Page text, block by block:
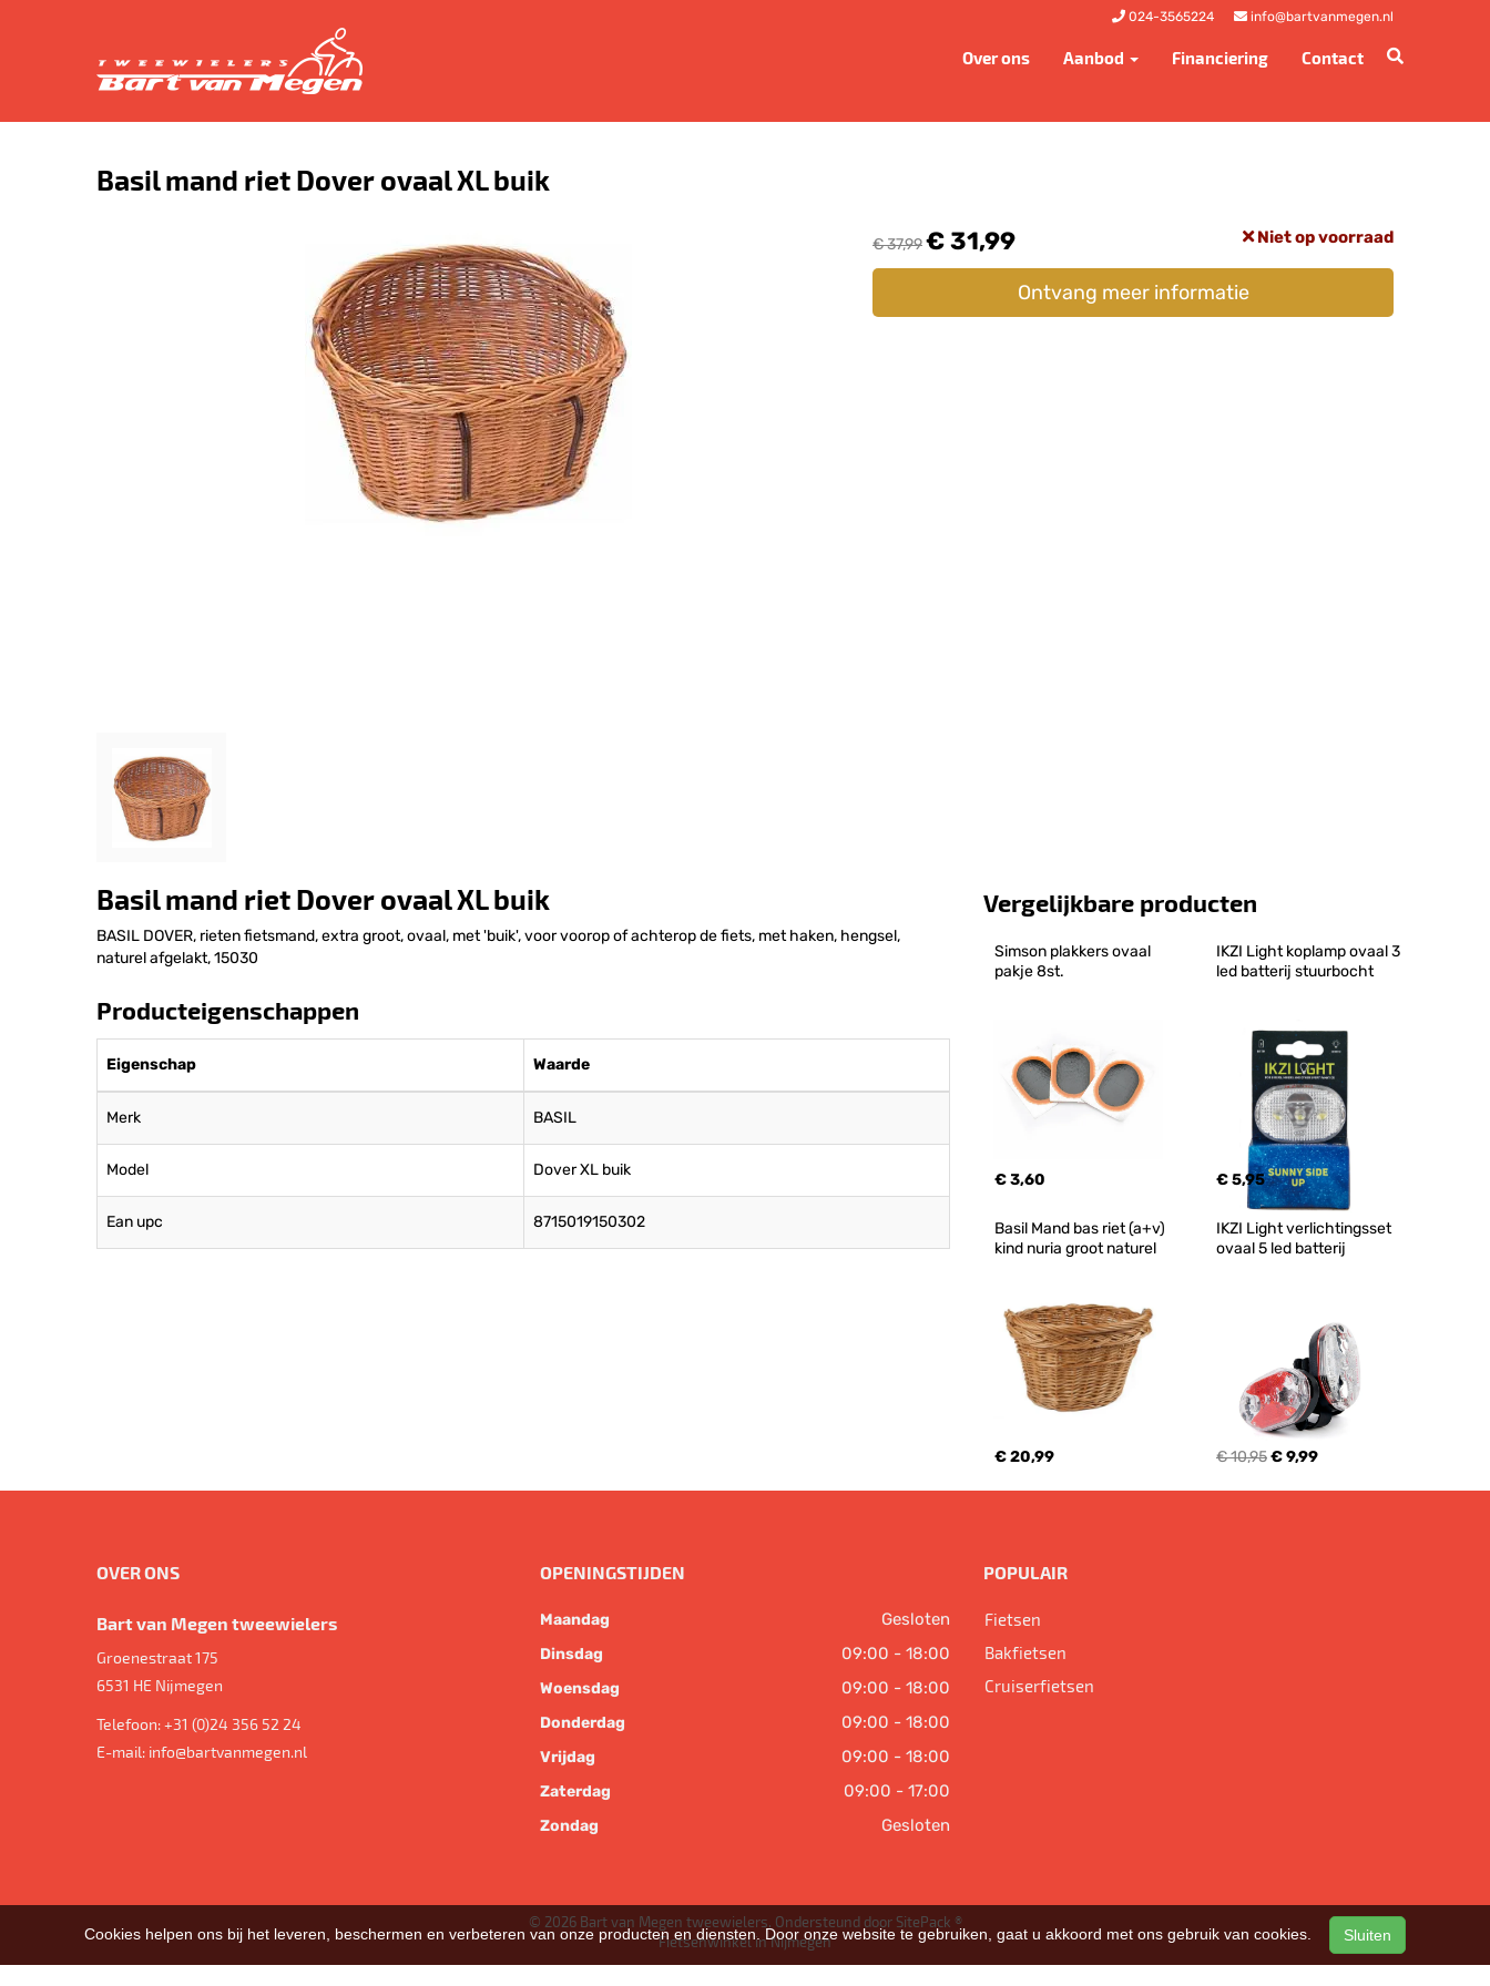
024-3565224 info@bartvanmegen.nl
Over ons Aanbod Financiering Contact
Basil mand riet Dover ovaal XL buik
€ 37,99€ 31,99 Niet op voorraad
Ontvang meer informatie
Basil mand riet Dover ovaal XL buik
BASIL DOVER, rieten fietsmand, extra groot, ovaal, met 'buik', voor voorop of achterop de fiets, met haken, hengsel,
naturel afgelakt, 15030
Producteigenschappen
Eigenschap Waarde
Merk BASIL
Model Dover XL buik
Ean upc 8715019150302
Vergelijkbare producten
Simson plakkers ovaal
pakje 8st.
€ 3,60
IKZI Light koplamp ovaal 3
led batterij stuurbocht
€ 5,95
Basil Mand bas riet (a+v)
kind nuria groot naturel
€ 20,99
IKZI Light verlichtingsset
ovaal 5 led batterij
€ 10,95€ 9,99
OVER ONS
Bart van Megen tweewielers
Groenestraat 175
6531 HE Nijmegen
Telefoon:+31 (0)24 356 52 24
E-mail: info@bartvanmegen.nl
OPENINGSTIJDEN
Maandag Gesloten
Dinsdag 09:00 - 18:00
Woensdag 09:00 - 18:00
Donderdag 09:00 - 18:00
Vrijdag 09:00 - 18:00
Zaterdag 09:00 - 17:00
Zondag Gesloten
POPULAIR
Fietsen
Bakfietsen
Cruiserfietsen
© 2026 Bart van Megen tweewielers. Ondersteund door SitePack ®
Fietsenwinkel in Nijmegen
Cookies helpen ons bij het leveren, beschermen en verbeteren van onze producten en diensten. Door onze website te gebruiken, gaat u akkoord met ons gebruik van cookies. Sluiten